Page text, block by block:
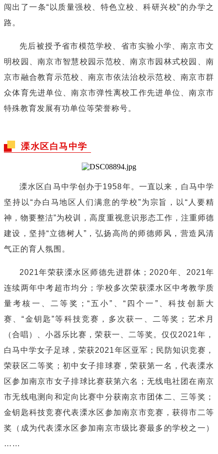
闯出了一条“以质量强校、特色立校、科研兴校”的办学之
路。
先后被授予省市模范学校、省市实验小学、南京市文
明校园、南京市智慧校园示范校、南京市园林式校园、南
京市融合教育示范校、南京市依法治校示范校、南京市群
众体育先进单位、南京市弹性离校工作先进单位、南京市
特殊教育发展有功单位等荣誉称号。
溧水区白马中学
溧水区白马中学创办于1958年。一直以来，白马中学
坚持以“办白马地区人们满意的学校”为宗旨，以“人要精
神，物要整洁”为校训，高度重视意识形态工作，注重师德
建设，坚持“立德树人”，弘扬高尚的师德师风，营造风清
气正的育人氛围。
2021年荣获溧水区师德先进群体；2020年、2021年
连续两年中考超市均分；学校多次荣获溧水区中考教学质
量考核一、二等奖；“五小”、“四个一”、科技创新大
赛、“金钥匙”等科技竞赛，多次获一、二等奖；艺术月
（合唱）、小器乐比赛，荣获一、二等奖。仅仅2021年，
白马中学女子足球，荣获2021年区亚军；民防知识竞赛，
荣获区二等奖；初中女子排球赛，荣获第一名，代表溧水
区参加南京市女子排球比赛获第六名；无线电社团在南京
市无线电测向和定向比赛中分获南京市团体二、三等奖；
金钥匙科技竞赛代表溧水区参加南京市竞赛，获得市二等
奖（成为代表溧水区参加南京市级比赛最多的学校之一）
……